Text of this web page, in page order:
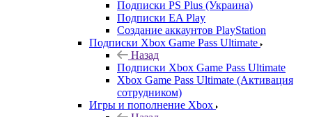
Подписки PS Plus (Украина)
Подписки EA Play
Создание аккаунтов PlayStation
Подписки Xbox Game Pass Ultimate
Назад
Подписки Xbox Game Pass Ultimate
Xbox Game Pass Ultimate (Активация
сотрудником)
Игры и пополнение Xbox